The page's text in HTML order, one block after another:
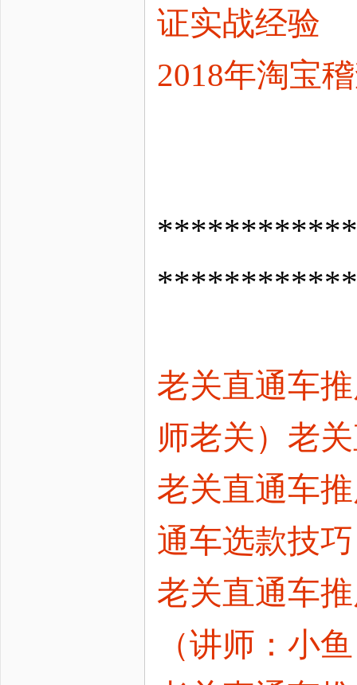
证实战经验
2018年淘宝
老关直通车
师老关）老
老关直通车
通车选款技
老关直通车
（讲师：小